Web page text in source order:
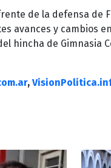
de la defensa de
avances y cambios
hincha de Gimnasia
,